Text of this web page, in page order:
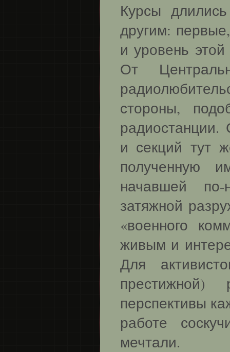
Курсы
другим:
и уровень
От
стороны,
радиостанции.
и секций тут
полученную
начавшей по-
затяжной
«военного
живым и
Для
престижной)
перспективы
работе
мечтали.